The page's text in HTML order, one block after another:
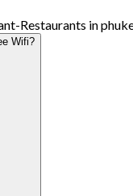
Restaurants in
Wifi?